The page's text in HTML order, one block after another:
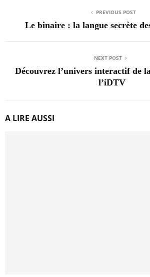
PREVIOUS POST
Le binaire : la langue secrète
NEXT POST
Découvrez l’univers interactif de
l’iDTV
A LIRE AUSSI